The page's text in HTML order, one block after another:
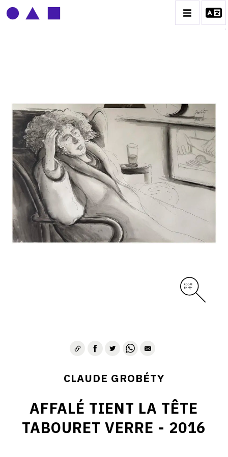
BIOGRAPHIE
CATALOGUE DES OEUVRES
CONTACT
CLAUDE GROBÉTY
AFFALÉ TIENT LA TÊTE
TABOURET VERRE - 2016